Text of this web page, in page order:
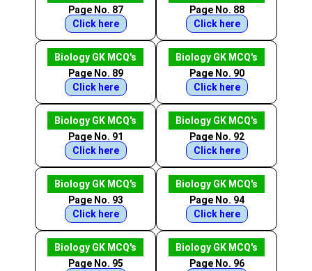
Page No. 87
Click here
Page No. 88
Click here
Biology GK MCQ's
Page No. 89
Click here
Biology GK MCQ's
Page No. 90
Click here
Biology GK MCQ's
Page No. 91
Click here
Biology GK MCQ's
Page No. 92
Click here
Biology GK MCQ's
Page No. 93
Click here
Biology GK MCQ's
Page No. 94
Click here
Biology GK MCQ's
Page No. 95
Biology GK MCQ's
Page No. 96